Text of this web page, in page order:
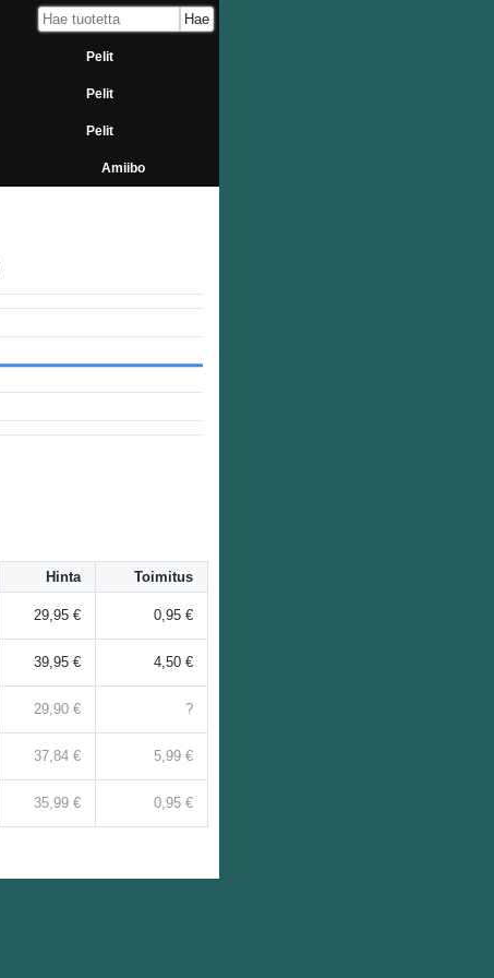
Pelit
Pelit
Pelit
Amiibo
Hinta Toimitus
29,95 € 0,95 €
39,95 € 4,50 €
29,90 € ?
37,84 € 5,99 €
35,99 € 0,95 €